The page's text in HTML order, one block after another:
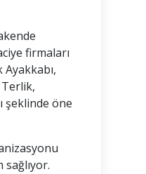
firmaları
Terlik,
şeklinde öne
sağlıyor.